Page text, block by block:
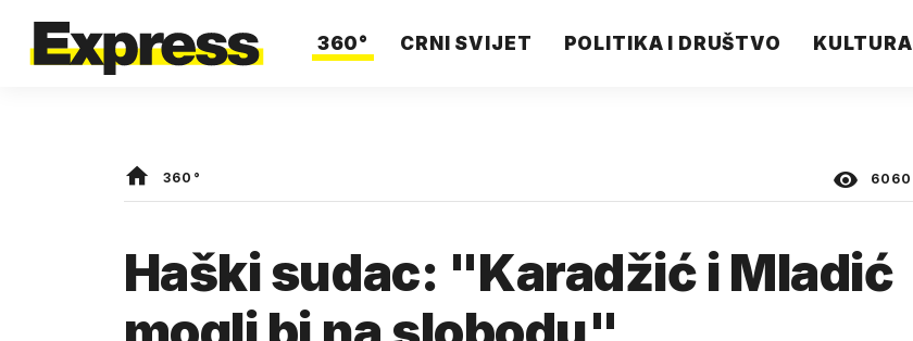
360° CRNI SVIJET POLITIKA I DRUŠTVO KULTURA
360° 6060
Haški sudac: "Karadžić i Mladić